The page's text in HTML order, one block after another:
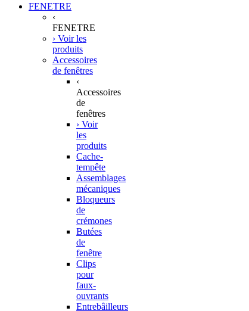
FENETRE
‹
FENETRE
› Voir les
produits
Accessoires
de fenêtres
‹
Accessoires
de
fenêtres
› Voir
les
produits
Cache-
tempête
Assemblages
mécaniques
Bloqueurs
de
crémones
Butées
de
fenêtre
Clips
pour
faux-
ouvrants
Entrebâilleurs